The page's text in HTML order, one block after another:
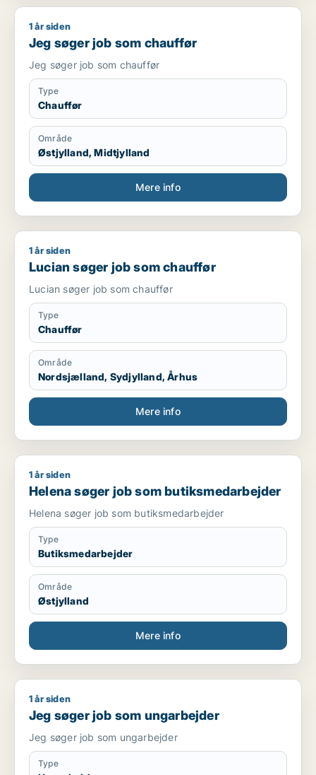
Jeg søger job som chauffør
1 år siden
Jeg søger job som chauffør
Jeg søger job som chauffør
Type
Chauffør
Område
Østjylland, Midtjylland
Mere info
Lucian søger job som chauffør
1 år siden
Lucian søger job som chauffør
Lucian søger job som chauffør
Type
Chauffør
Område
Nordsjælland, Sydjylland, Århus
Mere info
Helena søger job som butiksmedarbejder
1 år siden
Helena søger job som butiksmedarbejder
Helena søger job som butiksmedarbejder
Type
Butiksmedarbejder
Område
Østjylland
Mere info
Jeg søger job som ungarbejder
1 år siden
Jeg søger job som ungarbejder
Jeg søger job som ungarbejder
Type